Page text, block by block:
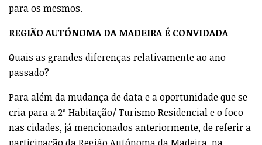
para os mesmos.
REGIÃO AUTÓNOMA DA MADEIRA É CONVIDADA
Quais as grandes diferenças relativamente ao ano
passado?
Para além da mudança de data e a oportunidade que se
cria para a 2ª Habitação/ Turismo Residencial e o foco
nas cidades, já mencionados anteriormente, de referir a